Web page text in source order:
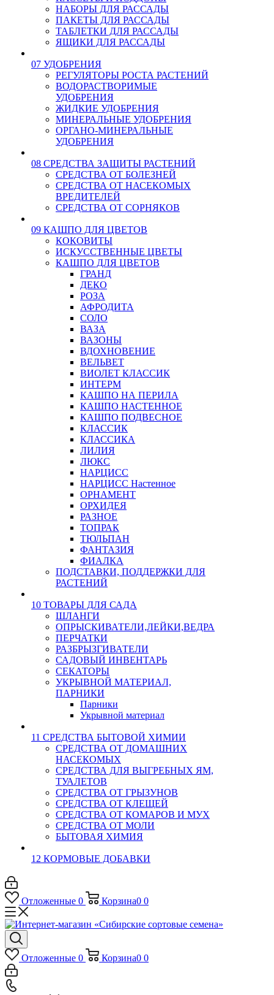
НАБОРЫ ДЛЯ РАССАДЫ
ПАКЕТЫ ДЛЯ РАССАДЫ
ТАБЛЕТКИ ДЛЯ РАССАДЫ
ЯЩИКИ ДЛЯ РАССАДЫ
07 УДОБРЕНИЯ
РЕГУЛЯТОРЫ РОСТА РАСТЕНИЙ
ВОДОРАСТВОРИМЫЕ
УДОБРЕНИЯ
ЖИДКИЕ УДОБРЕНИЯ
МИНЕРАЛЬНЫЕ УДОБРЕНИЯ
ОРГАНО-МИНЕРАЛЬНЫЕ
УДОБРЕНИЯ
08 СРЕДСТВА ЗАЩИТЫ РАСТЕНИЙ
СРЕДСТВА ОТ БОЛЕЗНЕЙ
СРЕДСТВА ОТ НАСЕКОМЫХ
ВРЕДИТЕЛЕЙ
СРЕДСТВА ОТ СОРНЯКОВ
09 КАШПО ДЛЯ ЦВЕТОВ
КОКОВИТЫ
ИСКУССТВЕННЫЕ ЦВЕТЫ
КАШПО ДЛЯ ЦВЕТОВ
ГРАНД
ДЕКО
РОЗА
АФРОДИТА
СОЛО
ВАЗА
ВАЗОНЫ
ВДОХНОВЕНИЕ
ВЕЛЬВЕТ
ВИОЛЕТ КЛАССИК
ИНТЕРМ
КАШПО НА ПЕРИЛА
КАШПО НАСТЕННОЕ
КАШПО ПОДВЕСНОЕ
КЛАССИК
КЛАССИКА
ЛИЛИЯ
ЛЮКС
НАРЦИСС
НАРЦИСС Настенное
ОРНАМЕНТ
ОРХИДЕЯ
РАЗНОЕ
ТОПРАК
ТЮЛЬПАН
ФАНТАЗИЯ
ФИАЛКА
ПОДСТАВКИ, ПОДДЕРЖКИ ДЛЯ
РАСТЕНИЙ
10 ТОВАРЫ ДЛЯ САДА
ШЛАНГИ
ОПРЫСКИВАТЕЛИ,ЛЕЙКИ,ВЕДРА
ПЕРЧАТКИ
РАЗБРЫЗГИВАТЕЛИ
САДОВЫЙ ИНВЕНТАРЬ
СЕКАТОРЫ
УКРЫВНОЙ МАТЕРИАЛ,
ПАРНИКИ
Парники
Укрывной материал
11 СРЕДСТВА БЫТОВОЙ ХИМИИ
СРЕДСТВА ОТ ДОМАШНИХ
НАСЕКОМЫХ
СРЕДСТВА ДЛЯ ВЫГРЕБНЫХ ЯМ,
ТУАЛЕТОВ
СРЕДСТВА ОТ ГРЫЗУНОВ
СРЕДСТВА ОТ КЛЕЩЕЙ
СРЕДСТВА ОТ КОМАРОВ И МУХ
СРЕДСТВА ОТ МОЛИ
БЫТОВАЯ ХИМИЯ
12 КОРМОВЫЕ ДОБАВКИ
Отложенные 0 Корзина0 0
Отложенные 0 Корзина0 0